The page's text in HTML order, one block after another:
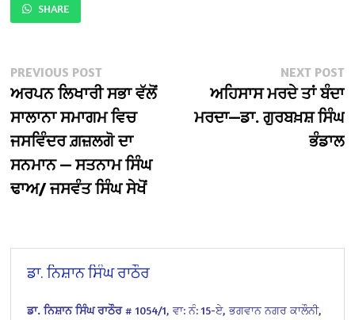
SHARE
Post
navigation
PREVIOUS POSTPrevious
post:
ਅਰਪਨ ਲਿਖਾਰੀ ਸਭਾ ਵੱਲੋਂ
ਸਾਲਾਨਾ ਸਮਾਗਮ ਵਿਚ
ਜਸਵਿੰਦਰ ਗ਼ਜ਼ਲਗੋ ਦਾ
ਸਨਮਾਨ — ਸਤਨਾਮ ਸਿੰਘ
ਢਾਅ/ ਜਸਵੰਤ ਸਿੰਘ ਸੇਖੋਂ
NEXT POST
ਅਹਿਸਾਸ ਮਰਦੇ ਤਾਂ ਬੰਦਾ
ਮਰਦਾ—ਡਾ. ਗੁਰਬਖ਼ਸ਼ ਸਿੰਘ
ਭੰਡਾਲ
ਡਾ. ਨਿਸ਼ਾਨ ਸਿੰਘ ਰਾਠੌਰ
ਡਾ. ਨਿਸ਼ਾਨ ਸਿੰਘ ਰਾਠੌਰ# 1054/1, ਵਾ: ਨੰ: 15-ਏ, ਭਗਵਾਨ ਨਗਰ ਕਾਲੌਨੀ,